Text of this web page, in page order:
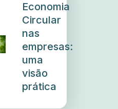
Economia
Circular
nas
empresas:
uma
visão
prática